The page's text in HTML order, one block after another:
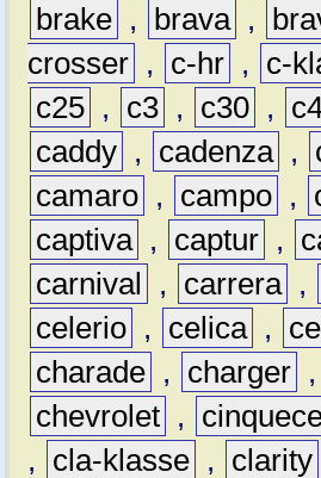
brake , brava ,
crosser , c-hr , c-
c25 , c3 , c30 ,
caddy , cadenza ,
camaro , campo ,
captiva , captur ,
carnival
, carrera ,
celerio , celica ,
charade , charger ,
chevrolet ,
,
cla-klasse , clarity